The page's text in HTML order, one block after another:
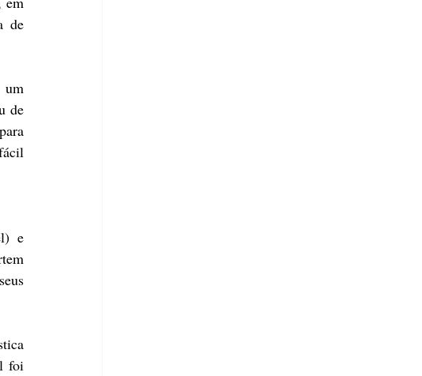
de
um
de
e
foi